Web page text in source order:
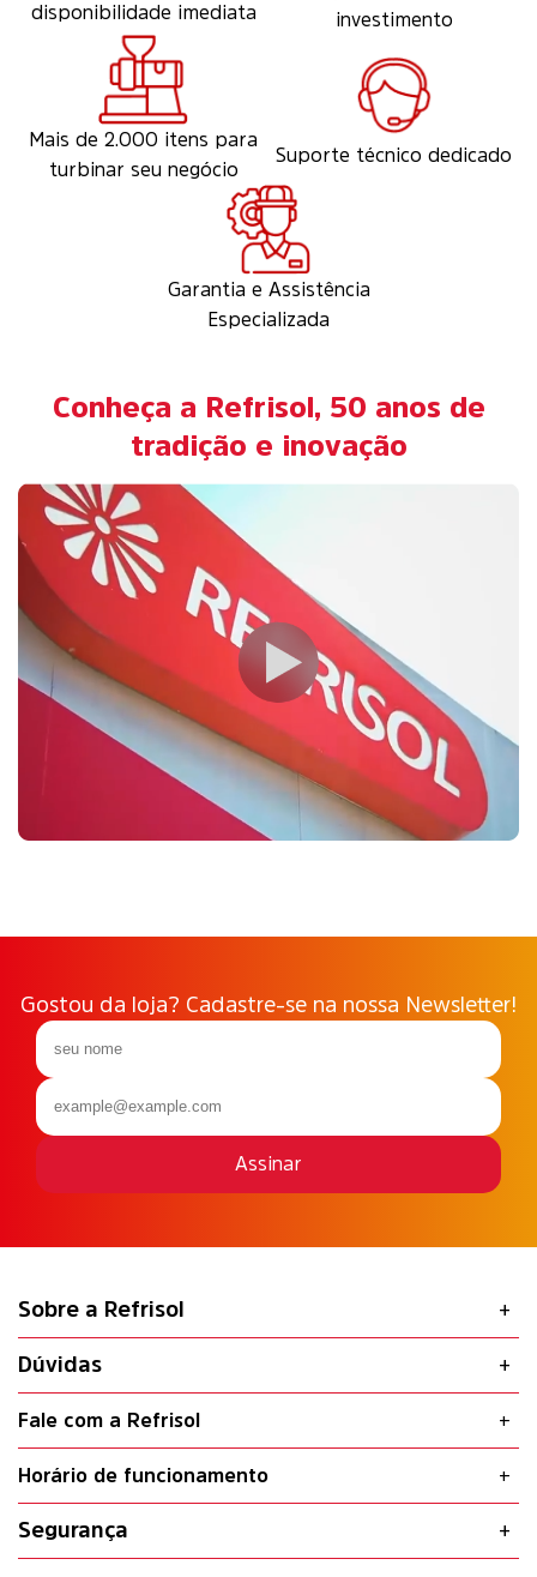
disponibilidade imediata
investimento
Mais de 2.000 itens para
turbinar seu negócio
Suporte técnico dedicado
Garantia e Assistência
Especializada
Conheça a Refrisol, 50 anos de
tradição e inovação
Gostou da loja? Cadastre-se na nossa Newsletter!
Assinar
Sobre a Refrisol
Dúvidas
Fale com a Refrisol
Horário de funcionamento
Segurança